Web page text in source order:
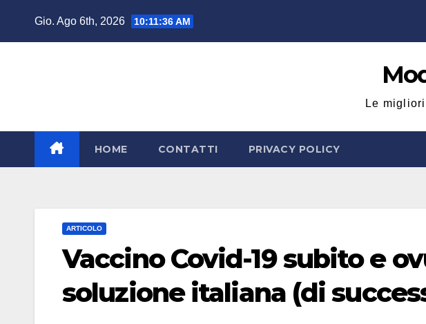
Gio. Ago 6th, 2026 10:11:37 AM
Le
HOME CONTATTI PRIVACY POLICY
ARTICOLO
Vaccino Covid-19 subito e
soluzione italiana (di